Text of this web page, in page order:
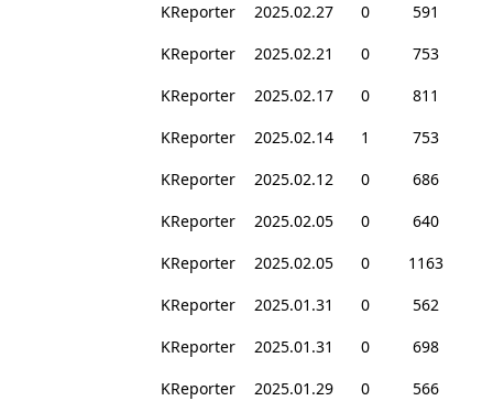
KReporter 2025.02.27 0
591
KReporter 2025.02.21 0
753
KReporter 2025.02.17 0
811
KReporter 2025.02.14 1
753
KReporter 2025.02.12 0
686
KReporter 2025.02.05 0
640
KReporter 2025.02.05 0
1163
KReporter 2025.01.31 0
562
KReporter 2025.01.31 0
698
KReporter 2025.01.29 0
566